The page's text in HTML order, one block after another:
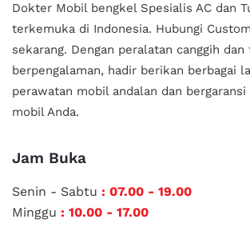
Dokter Mobil bengkel Spesialis AC dan
terkemuka di Indonesia. Hubungi
sekarang. Dengan peralatan canggih
berpengalaman, hadir berikan berbagai
perawatan mobil andalan dan
mobil Anda.
Jam Buka
Senin - Sabtu : 07.00 - 19.00
Minggu : 10.00 - 17.00